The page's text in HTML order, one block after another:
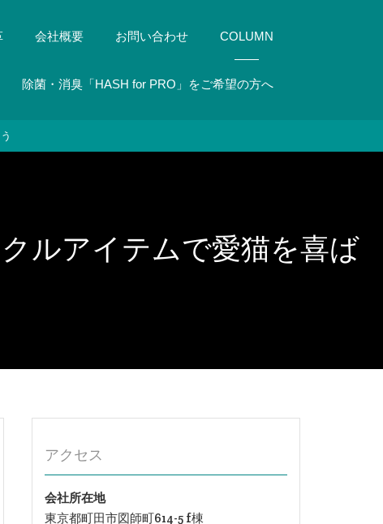
会社概要 お問い合わせ COLUMN
除菌・消臭「HASH for PRO」をご希望の方へ
ルアイテムで愛猫を喜ば
アクセス
会社所在地
東京都町田市図師町614-5 f棟